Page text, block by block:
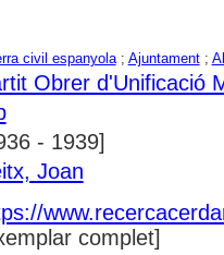
civil espanyola; Ajuntament;
Obrer d'Unificació
- 1939]
Joan
complet]